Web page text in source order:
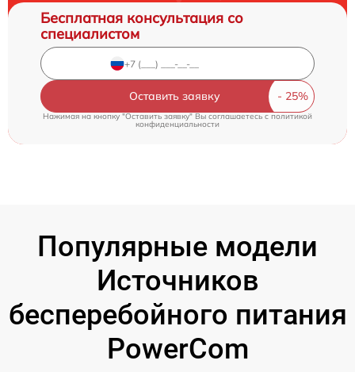
Бесплатная консультация со
специалистом
Оставить заявку
Нажимая на кнопку "Оставить заявку" Вы соглашаетесь cполитикой
конфиденциальности
Популярные модели
Источников
бесперебойного питания
PowerCom